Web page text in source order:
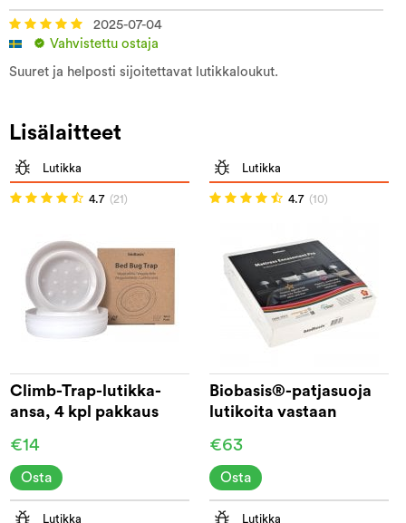
2025-07-04
Vahvistettu ostaja
Suuret ja helposti sijoitettavat lutikkaloukut.
Lisälaitteet
Lutikka
4.7 (21)
Climb-Trap-lutikka-
ansa, 4 kpl pakkaus
€14
Osta
Lutikka
4.7 (10)
Biobasis®-patjasuoja
lutikoita vastaan
€63
Osta
Lutikka Lutikka